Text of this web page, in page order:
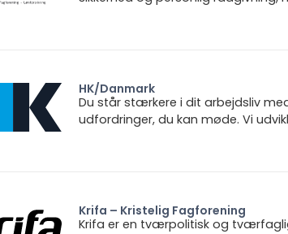
HK/Danmark
Du står stærkere i dit arbejdsliv
udfordringer, du kan møde. Vi
Krifa – Kristelig Fagforening
Krifa er en tværpolitisk og